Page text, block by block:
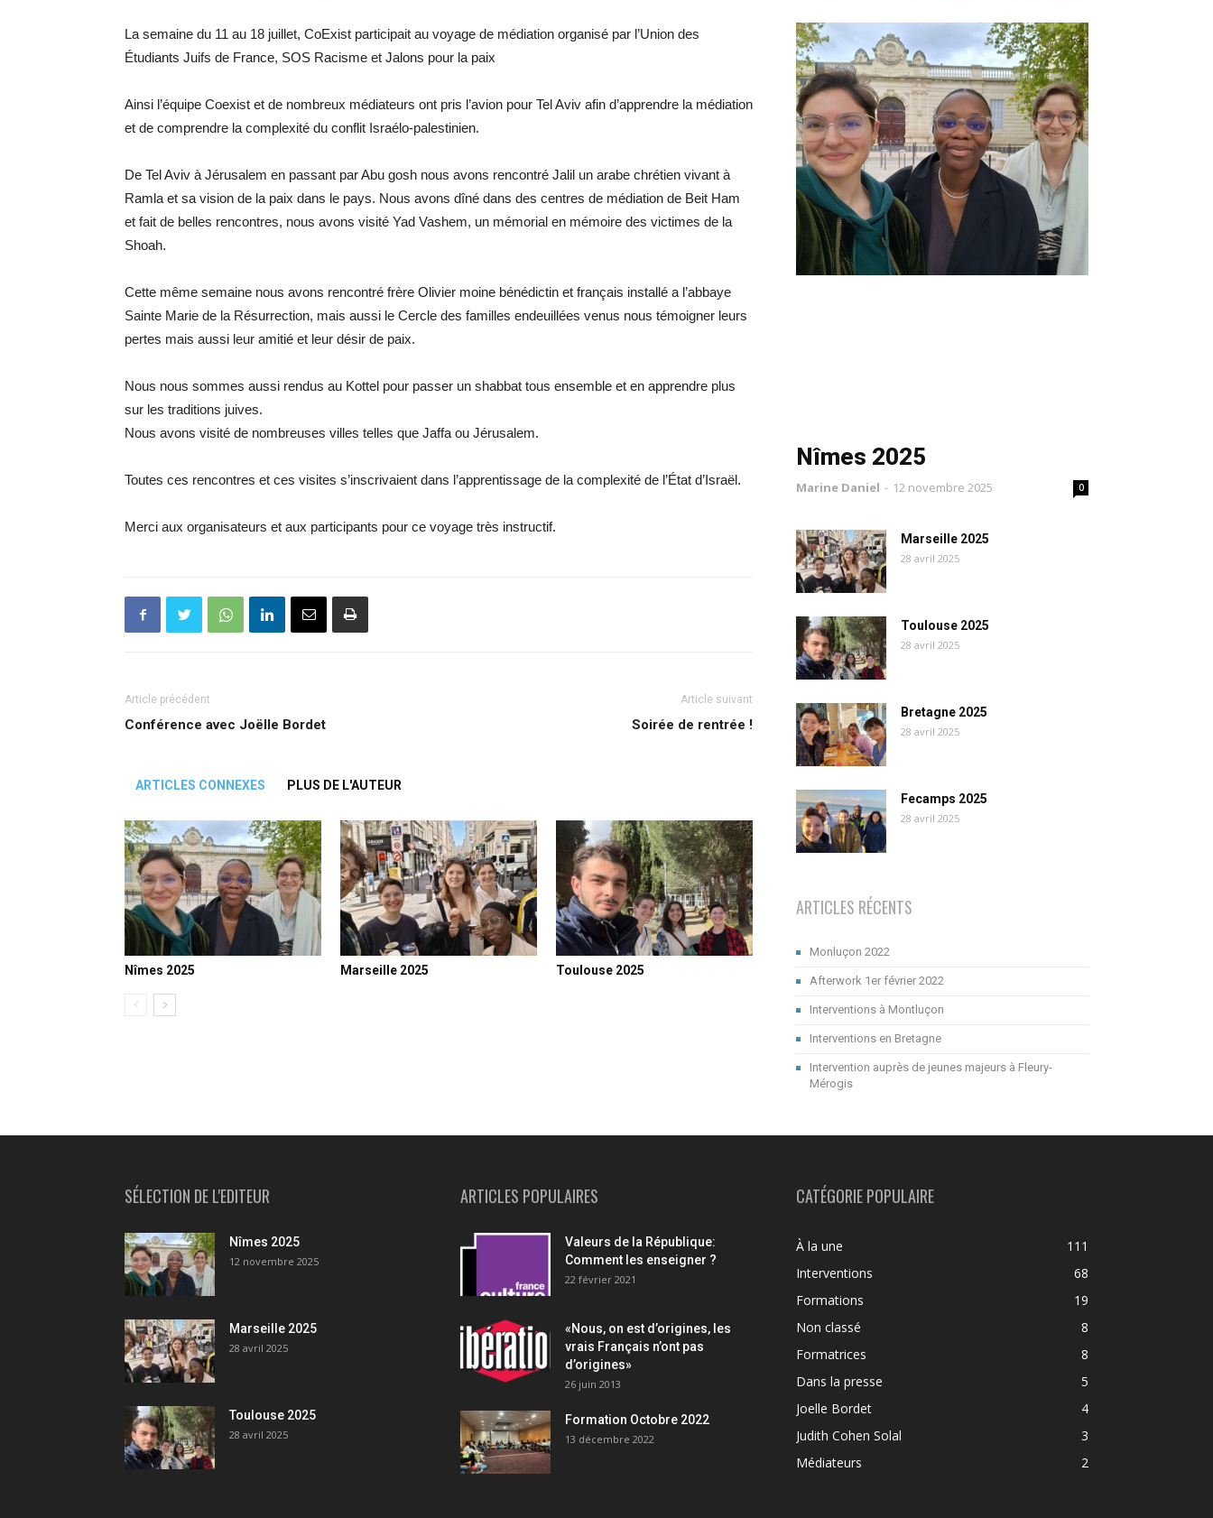
La semaine du 11 au 18 juillet, CoExist participait au voyage de médiation organisé par l’Union des
Étudiants Juifs de France, SOS Racisme et Jalons pour la paix
Ainsi l’équipe Coexist et de nombreux médiateurs ont pris l’avion pour Tel Aviv afin d’apprendre la médiation
et de comprendre la complexité du conflit Israélo-palestinien.
De Tel Aviv à Jérusalem en passant par Abu gosh nous avons rencontré Jalil un arabe chrétien vivant à
Ramla et sa vision de la paix dans le pays. Nous avons dîné dans des centres de médiation de Beit Ham
et fait de belles rencontres, nous avons visité Yad Vashem, un mémorial en mémoire des victimes de la
Shoah.
Cette même semaine nous avons rencontré frère Olivier moine bénédictin et français installé a l’abbaye
Sainte Marie de la Résurrection, mais aussi le Cercle des familles endeuillées venus nous témoigner leurs
pertes mais aussi leur amitié et leur désir de paix.
Nous nous sommes aussi rendus au Kottel pour passer un shabbat tous ensemble et en apprendre plus
sur les traditions juives.
Nous avons visité de nombreuses villes telles que Jaffa ou Jérusalem.
Toutes ces rencontres et ces visites s’inscrivaient dans l’apprentissage de la complexité de l’État d’Israël.
Merci aux organisateurs et aux participants pour ce voyage très instructif.
Article précédent
Conférence avec Joëlle Bordet
Article suivant
Soirée de rentrée !
ARTICLES CONNEXES PLUS DE L'AUTEUR
Nîmes 2025 Marseille 2025 Toulouse 2025
Nîmes 2025
Marine Daniel - 12 novembre 2025 0
Marseille 2025
28 avril 2025
Toulouse 2025
28 avril 2025
Bretagne 2025
28 avril 2025
Fecamps 2025
28 avril 2025
ARTICLES RÉCENTS
Monluçon 2022
Afterwork 1er février 2022
Interventions à Montluçon
Interventions en Bretagne
Intervention auprès de jeunes majeurs à Fleury-
Mérogis
SÉLECTION DE L'EDITEUR
Nîmes 2025
12 novembre 2025
Marseille 2025
28 avril 2025
Toulouse 2025
28 avril 2025
ARTICLES POPULAIRES
Valeurs de la République:
Comment les enseigner ?
22 février 2021
«Nous, on est d’origines, les
vrais Français n’ont pas
d’origines»
26 juin 2013
Formation Octobre 2022
13 décembre 2022
CATÉGORIE POPULAIRE
À la une
111
Interventions
68
Formations
19
Non classé
8
Formatrices
8
Dans la presse
5
Joelle Bordet
4
Judith Cohen Solal
3
Médiateurs
2